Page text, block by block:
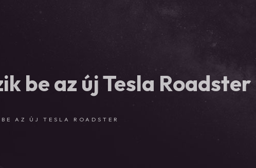
be az új Tesla Roadster
AZ ÚJ TESLA ROADSTER